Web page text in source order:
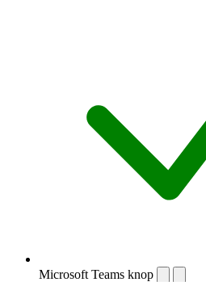
Microsoft Teams knop